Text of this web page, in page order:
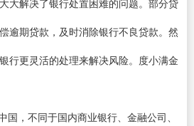
逾期贷款，及时消除银行不良贷款。然
行更灵活的处理来解决风险。度小满金
，不同于国内商业银行、金融公司、